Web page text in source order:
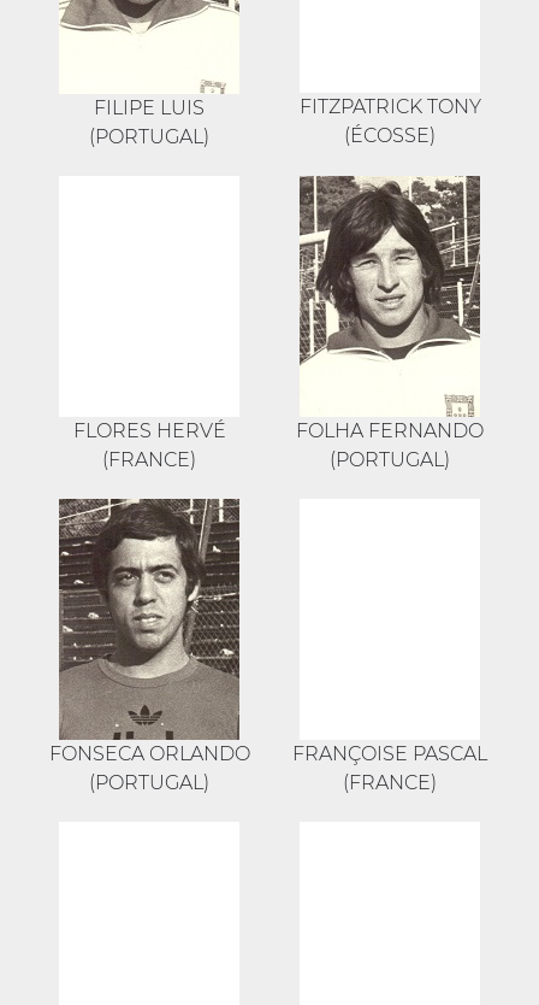
FILIPE LUIS
(PORTUGAL)
FITZPATRICK TONY
(ÉCOSSE)
FLORES HERVÉ
(FRANCE)
FOLHA FERNANDO
(PORTUGAL)
FONSECA ORLANDO
(PORTUGAL)
FRANÇOISE PASCAL
(FRANCE)